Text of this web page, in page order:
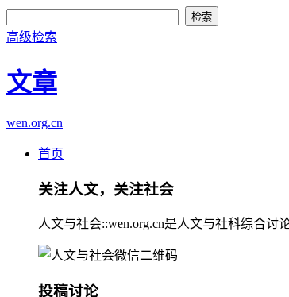
高级检索
文章
wen.org.cn
首页
关注人文，关注社会
人文与社会::wen.org.cn是人文与社科综合
投稿讨论